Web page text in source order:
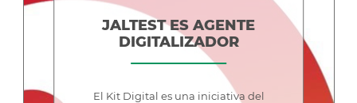
JALTEST ES AGENTE
DIGITALIZADOR
El Kit Digital es una iniciativa del